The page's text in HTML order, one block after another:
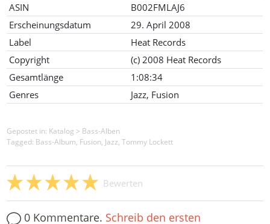
ASIN
B002FMLAJ6
Erscheinungsdatum
29. April 2008
Label
Heat Records
Copyright
(c) 2008 Heat Records
Gesamtlänge
1:08:34
Genres
Jazz, Fusion
Gepostet in: Katalog > Bass-Alben
Tagged: Bass-Album, Fusion, Jazz, Tommy Lockett
Bewerten
0 Kommentare. Schreib den ersten